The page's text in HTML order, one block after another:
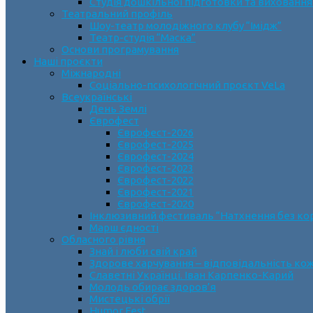
Театральний профіль
Шоу-театр молодіжного клубу “Імідж”
Театр-студія “Маска”
Основи програмування
Наші проєкти
Міжнародні
Соціально-психологічний проєкт VeLa
Всеукраїнські
День Землі
Єврофест
Єврофест-2026
Єврофест-2025
Єврофест-2024
Єврофест-2023
Єврофест-2022
Єврофест-2021
Єврофест-2020
Інклюзивний фестиваль “Натхнення без
Марш єдності
Обласного рівня
Знай і люби свій край
Здорове харчування – відповідальність
Славетні Українці. Іван Карпенко-Карий
Молодь обирає здоров’я
Мистецькі обрії
Humor Fest